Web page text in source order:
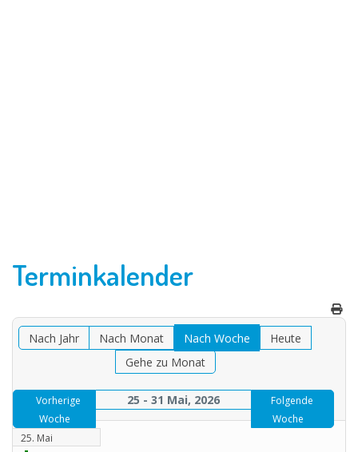
Terminkalender
Nach Jahr Nach Monat Nach Woche
Heute
Gehe zu Monat
Vorherige
Woche
25 - 31 Mai, 2026
Folgende
Woche
25. Mai